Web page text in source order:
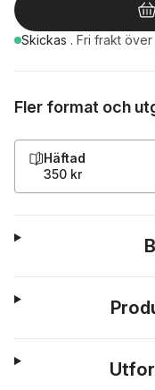
Skickas . Fri frakt över
Fler format och
Häftad
350 kr